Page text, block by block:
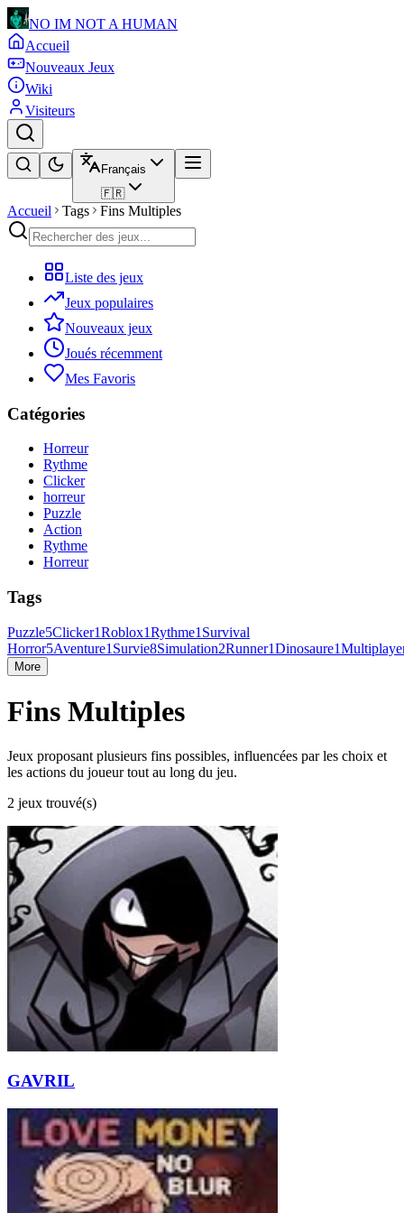
NO IM NOT A HUMAN
Accueil
Nouveaux Jeux
Wiki
Visiteurs
Français
🇫🇷
Accueil Tags Fins Multiples
Liste des jeux
Jeux populaires
Nouveaux jeux
Joués récemment
Mes Favoris
Catégories
Horreur
Rythme
Clicker
horreur
Puzzle
Action
Rythme
Horreur
Tags
Puzzle5Clicker1Roblox1Rythme1 Survival
Horror5Aventure1 Survie8Simulation2Runner1Dinosaure1
More
Fins Multiples
Jeux proposant plusieurs fins possibles, influencées par les choix et
les actions du joueur tout au long du jeu.
2 jeux trouvé(s)
GAVRIL